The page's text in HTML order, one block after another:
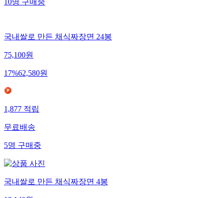
10명구매중
국내쌀로 만든 채식짜장면 24봉
75,100원
17%62,580원
1,877적립
무료배송
5명구매중
국내쌀로 만든 채식짜장면 4봉